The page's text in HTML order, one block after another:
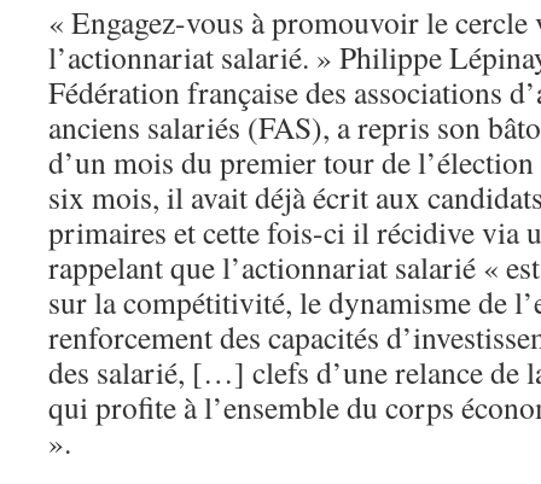
« Engagez-vous à promouvoir le cercle
l’actionnariat salarié. » Philippe
Fédération française des associations
anciens salariés (FAS), a repris son
d’un mois du premier tour de
six mois, il avait déjà écrit aux
primaires et cette fois-ci il récidive via
rappelant que l’actionnariat salarié «
sur la compétitivité, le dynamisme de
renforcement des capacités
des salarié, […] clefs d’une relance de
qui profite à l’ensemble du corps
».